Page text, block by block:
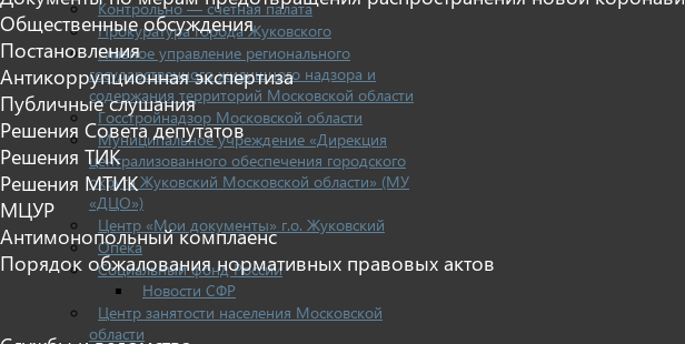
Контрольно — счетная палата
Прокуратура города Жуковского
Главное управление регионального
государственного жилищного надзора и
содержания территорий Московской области
Госстройнадзор Московской области
Муниципальное учреждение «Дирекция
централизованного обеспечения городского
округа Жуковский Московской области» (МУ
«ДЦО»)
Центр «Мои документы» г.о. Жуковский
Опека
Социальный фонд России
Новости СФР
Центр занятости населения Московской
области
Общественные обсуждения
Постановления
Антикоррупционная экспертиза
Публичные слушания
Решения Совета депутатов
Решения ТИК
Решения МТИК
МЦУР
Антимонопольный комплаенс
Порядок обжалования нормативных правовых актов